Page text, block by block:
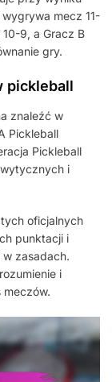
mecz 11-
9, a Gracz B
gry.
pickleball
znaleźć w
Pickleball
Pickleball
i
oficjalnych
punktacji i
zasadach.
i